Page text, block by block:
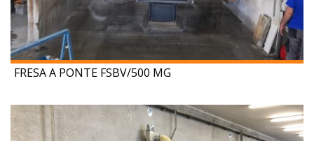
FRESA A PONTE FSBV/500 MG